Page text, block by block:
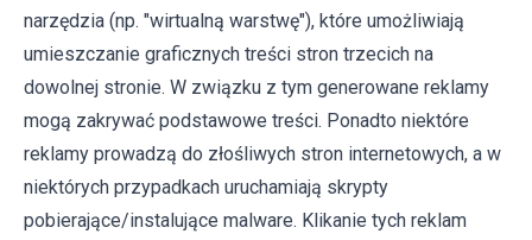
narzędzia (np. "wirtualną warstwę"), które umożliwiają
umieszczanie graficznych treści stron trzecich na
dowolnej stronie. W związku z tym generowane reklamy
mogą zakrywać podstawowe treści. Ponadto niektóre
reklamy prowadzą do złośliwych stron internetowych, a w
niektórych przypadkach uruchamiają skrypty
pobierające/instalujące malware. Klikanie tych reklam